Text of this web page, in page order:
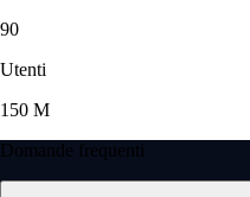
90
Utenti
150 M
Domande frequenti